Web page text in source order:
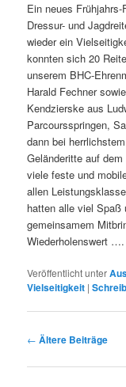
Ein neues
Dressur- und
wieder ein
konnten sich 20
unserem BHC-
Harald Fechner
Kendzierske aus
Parcoursspringen,
dann bei
Geländeritte auf
viele feste und
allen
hatten alle viel Spaß
gemeinsamem
Wiederholenswert ….
Veröffentlicht unter
Vielseitigkeit |
Beitragsnavigation
← Ältere Beiträge